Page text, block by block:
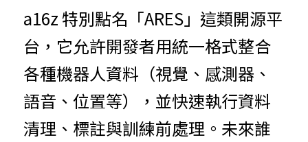
a16z 特別點名「ARES」這類開源平
台，它允許開發者用統一格式整合
各種機器人資料（視覺、感測器、
語音、位置等），並快速執行資料
清理、標註與訓練前處理。未來誰